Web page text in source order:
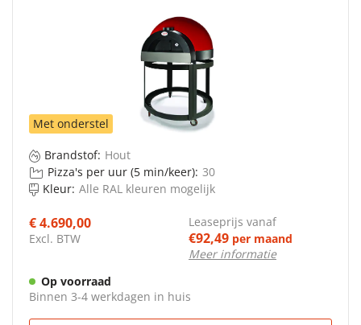
Met onderstel
Brandstof: Hout
Pizza's per uur (5 min/keer): 30
Kleur: Alle RAL kleuren mogelijk
€ 4.690,00
Excl. BTW
Leaseprijs vanaf
€92,49 per maand
Meer informatie
Op voorraad
Binnen 3-4 werkdagen in huis